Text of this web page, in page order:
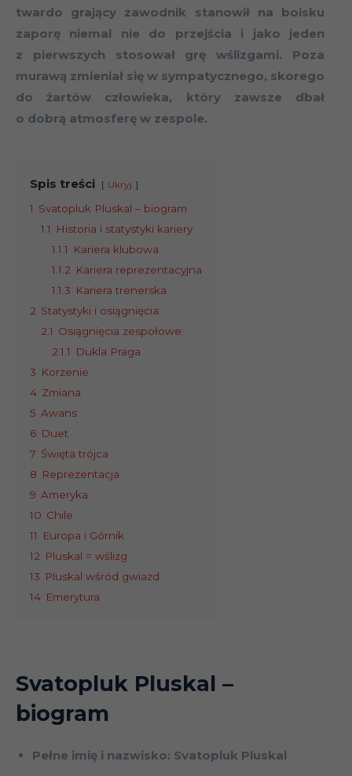
twardo grający zawodnik stanowił na boisku
zaporę niemal nie do przejścia i jako jeden
z pierwszych stosował grę wślizgami. Poza
murawą zmieniał się w sympatycznego, skorego
do żartów człowieka, który zawsze dbał
o dobrą atmosferę w zespole.
Spis treści Ukryj
1 Svatopluk Pluskal – biogram
1.1
Historia i statystyki kariery
1.1.1
Kariera klubowa
1.1.2 Kariera reprezentacyjna
1.1.3 Kariera trenerska
2 Statystyki i osiągnięcia:
2.1 Osiągnięcia zespołowe:
2.1.1
Dukla Praga
3 Korzenie
4 Zmiana
5 Awans
6 Duet
7 Święta trójca
8 Reprezentacja
9 Ameryka
10 Chile
11
Europa i Górnik
12 Pluskal = wślizg
13 Pluskal wśród gwiazd
14 Emerytura
Svatopluk Pluskal –
biogram
Pełne imię i nazwisko: Svatopluk Pluskal